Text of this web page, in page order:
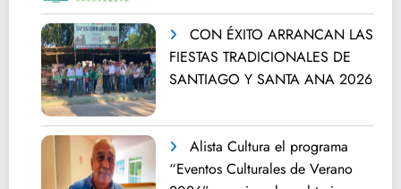
CON ÉXITO ARRANCAN LAS
FIESTAS TRADICIONALES DE
SANTIAGO Y SANTA ANA 2026
Alista Cultura el programa
“Eventos Culturales de Verano